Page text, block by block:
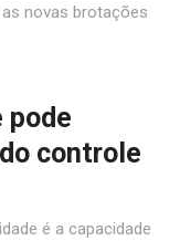
novas brotações
pode
controle
é a capacidade